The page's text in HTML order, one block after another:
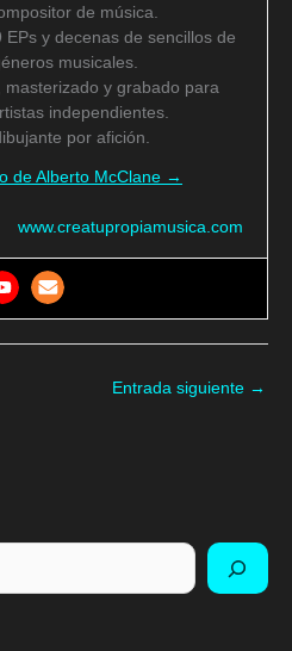
de música.
y decenas de sencillos de
musicales.
y grabado para
independientes.
por afición.
de Alberto McClane →
www.creatupropiamusica.com
Entrada siguiente →